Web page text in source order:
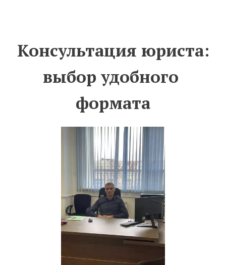
выбор удобного
формата